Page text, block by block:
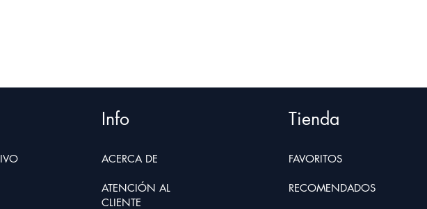
Info
ACERCA DE
ATENCIÓN AL
CLIENTE
Tienda
FAVORITOS
RECOMENDADOS